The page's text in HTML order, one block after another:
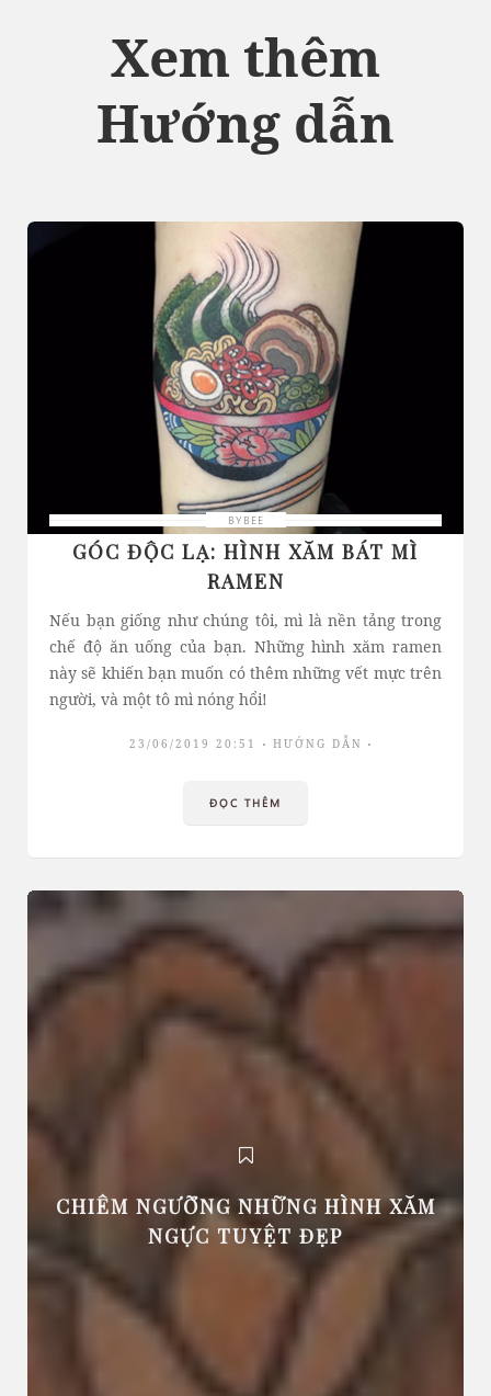
Xem thêm
Hướng dẫn
BYBEE
GÓC ĐỘC LẠ: HÌNH XĂM BÁT MÌ
RAMEN
Nếu bạn giống như chúng tôi, mì là nền tảng trong
chế độ ăn uống của bạn. Những hình xăm ramen
này sẽ khiến bạn muốn có thêm những vết mực trên
người, và một tô mì nóng hổi!
23/06/2019 20:51 HƯỚNG DẪN
ĐỌC THÊM
CHIÊM NGƯỠNG NHỮNG HÌNH XĂM
NGỰC TUYỆT ĐẸP